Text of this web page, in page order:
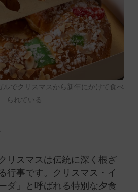
ルでクリスマスから新年にかけて食べ
られている
リスマスは伝統に深く根ざ
行事です。クリスマス・イ
ダ」と呼ばれる特別な夕食